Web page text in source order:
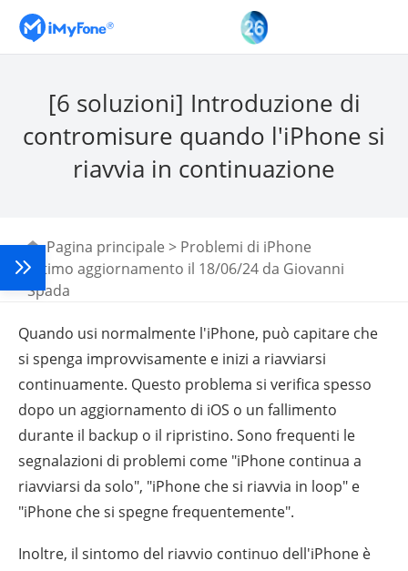
[6 soluzioni] Introduzione di
contromisure quando l'iPhone si
riavvia in continuazione
Pagina principale > Problemi di iPhone
Ultimo aggiornamento il 18/06/24 da Giovanni
Spada
Quando usi normalmente l'iPhone, può capitare che
si spenga improvvisamente e inizi a riavviarsi
continuamente. Questo problema si verifica spesso
dopo un aggiornamento di iOS o un fallimento
durante il backup o il ripristino. Sono frequenti le
segnalazioni di problemi come "iPhone continua a
riavviarsi da solo", "iPhone che si riavvia in loop" e
"iPhone che si spegne frequentemente".
Inoltre, il sintomo del riavvio continuo dell'iPhone è